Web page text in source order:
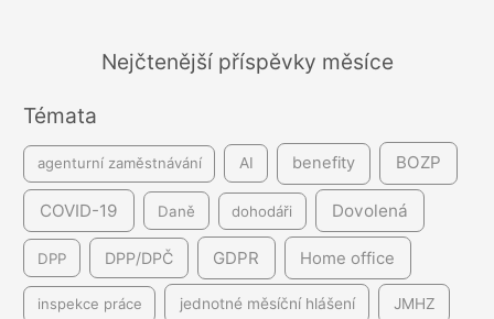
í
Nejčtenější příspěvky měsíce
Témata
agenturní zaměstnávání AI benefity BOZP
COVID-19 Daně dohodáři Dovolená
DPP DPP/DPČ GDPR Home office
inspekce práce jednotné měsíční hlášení JMHZ